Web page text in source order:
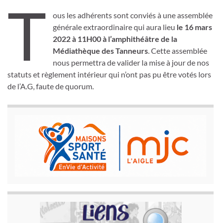
T
ous les adhérents sont conviés à une assemblée
générale extraordinaire qui aura lieu le 16 mars
2022 à 11H00 à l’amphithéâtre de la
Médiathèque des Tanneurs. Cette assemblée
nous permettra de valider la mise à jour de nos
statuts et règlement intérieur qui n’ont pas pu être votés lors
de l’A.G, faute de quorum.